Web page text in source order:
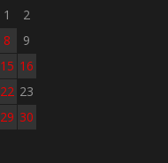
1
2
8
9
15 16
22 23
29 30